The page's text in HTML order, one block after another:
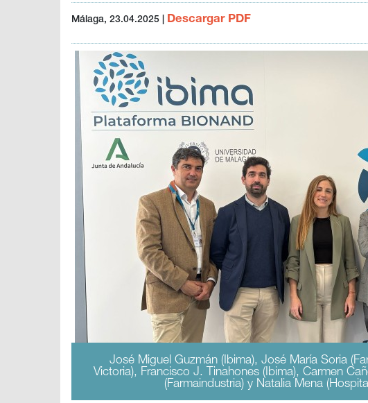
Málaga, 23.04.2025 Descargar PDF
José Miguel Guzmán (Ibima), José María Soria
Victoria), Francisco J. Tinahones (Ibima), Carmen
(Farmaindustria) y Natalia Mena